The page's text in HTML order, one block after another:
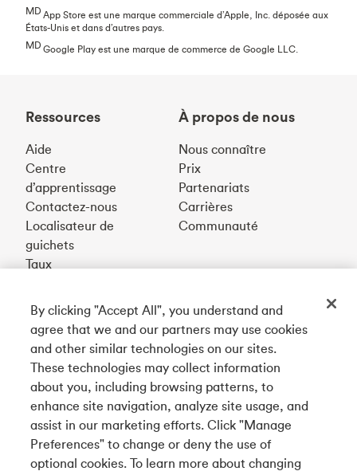
MD App Store est une marque commerciale d’Apple, Inc. déposée aux
États-Unis et dans d’autres pays.
MD Google Play est une marque de commerce de Google LLC.
Ressources
Aide
Centre
d’apprentissage
Contactez-nous
Localisateur de
guichets
Taux
À propos de nous
Nous connaître
Prix
Partenariats
Carrières
Communauté
English
Téléchargez notre appli
Connectez-vous avec nous
By clicking "Accept All", you understand and
agree that we and our partners may use cookies
and other similar technologies on our sites.
These technologies may collect information
about you, including browsing patterns, to
enhance site navigation, analyze site usage, and
assist in our marketing efforts. Click "Manage
Preferences" to change or deny the use of
optional cookies. To learn more about changing